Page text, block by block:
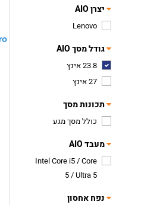
יצרן AIO
Lenovo
גודל מסך AIO
23.8 אינץ
27 אינץ
תכונות מסך
כולל מסך מגע
מעבד AIO
Intel Core i5 / Core
5 / Ultra 5
נפח אחסון